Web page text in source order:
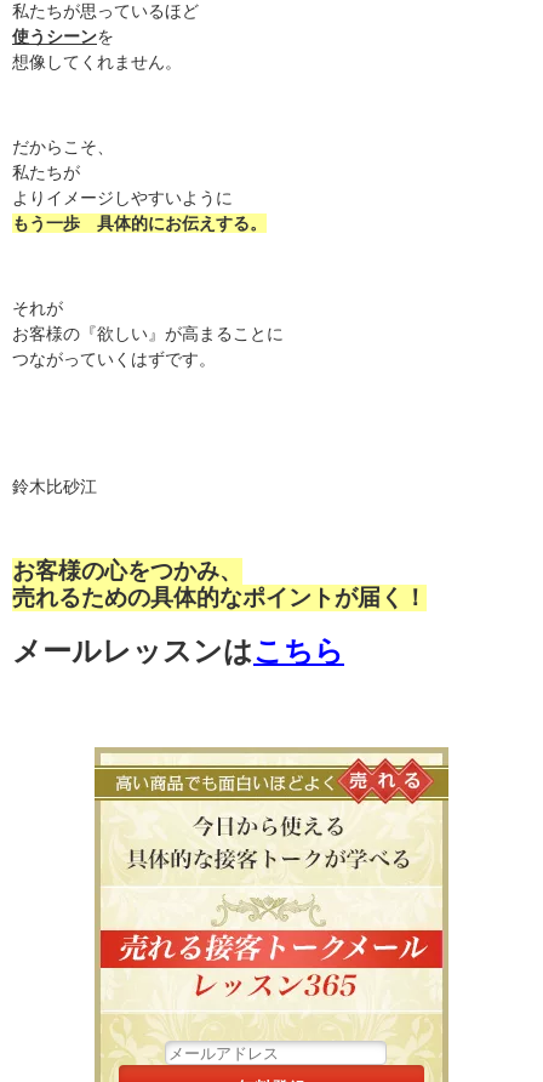
私たちが思っているほど
使うシーンを
想像してくれません。
だからこそ、
私たちが
よりイメージしやすいように
もう一歩 具体的にお伝えする。
それが
お客様の『欲しい』が高まることに
つながっていくはずです。
鈴木比砂江
お客様の心をつかみ、
売れるための具体的なポイントが届く！
メールレッスンはこちら